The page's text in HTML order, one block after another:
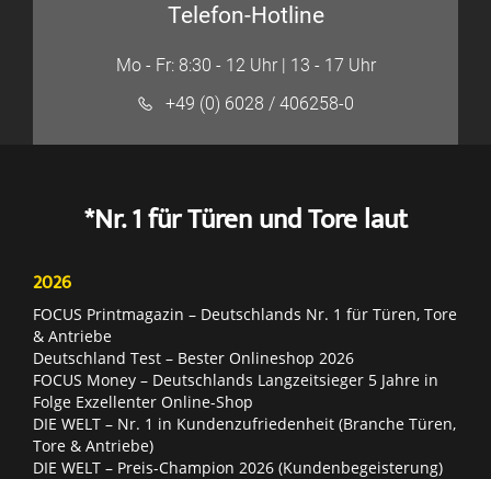
Telefon-Hotline
Mo - Fr: 8:30 - 12 Uhr | 13 - 17 Uhr
+49 (0) 6028 / 406258-0
*Nr. 1 für Türen und Tore laut
2026
FOCUS Printmagazin – Deutschlands Nr. 1 für Türen, Tore
& Antriebe
Deutschland Test – Bester Onlineshop 2026
FOCUS Money – Deutschlands Langzeitsieger 5 Jahre in
Folge Exzellenter Online-Shop
DIE WELT – Nr. 1 in Kundenzufriedenheit (Branche Türen,
Tore & Antriebe)
DIE WELT – Preis-Champion 2026 (Kundenbegeisterung)